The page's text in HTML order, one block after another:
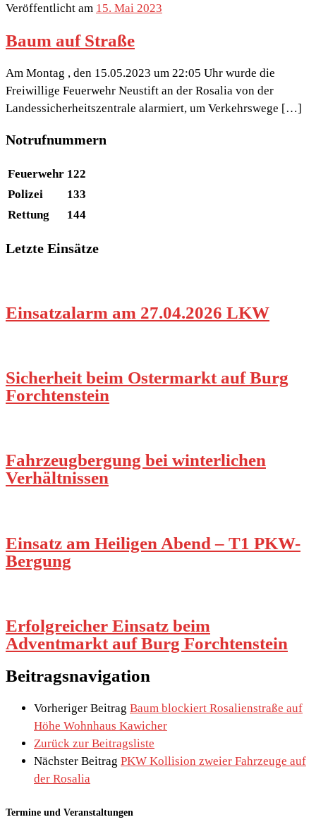
Veröffentlicht am 15. Mai 2023
Baum auf Straße
Am Montag , den 15.05.2023 um 22:05 Uhr wurde die
Freiwillige Feuerwehr Neustift an der Rosalia von der
Landessicherheitszentrale alarmiert, um Verkehrswege […]
Notrufnummern
Feuerwehr 122
Polizei
133
Rettung
144
Letzte Einsätze
Einsatzalarm am 27.04.2026 LKW
Sicherheit beim Ostermarkt auf Burg
Forchtenstein
Fahrzeugbergung bei winterlichen
Verhältnissen
Einsatz am Heiligen Abend – T1 PKW-
Bergung
Erfolgreicher Einsatz beim
Adventmarkt auf Burg Forchtenstein
Beitragsnavigation
Vorheriger Beitrag Baum blockiert Rosalienstraße auf
Höhe Wohnhaus Kawicher
Zurück zur Beitragsliste
Nächster Beitrag PKW Kollision zweier Fahrzeuge auf
der Rosalia
Termine und Veranstaltungen